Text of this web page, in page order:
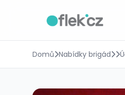
Domů Nabídky brigád